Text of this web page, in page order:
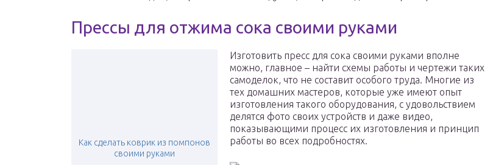
Прессы для отжима сока своими руками
Как сделать коврик из помпонов
своими руками
Изготовить пресс для сока своими руками вполне
можно, главное – найти схемы работы и чертежи таких
самоделок, что не составит особого труда. Многие из
тех домашних мастеров, которые уже имеют опыт
изготовления такого оборудования, с удовольствием
делятся фото своих устройств и даже видео,
показывающими процесс их изготовления и принцип
работы во всех подробностях.